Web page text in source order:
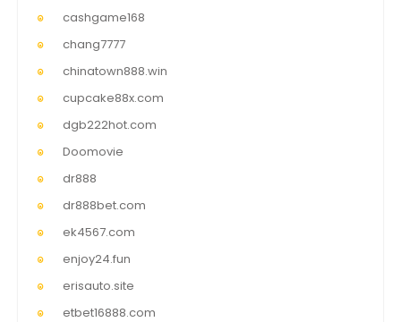
cashgame168
chang7777
chinatown888.win
cupcake88x.com
dgb222hot.com
Doomovie
dr888
dr888bet.com
ek4567.com
enjoy24.fun
erisauto.site
etbet16888.com